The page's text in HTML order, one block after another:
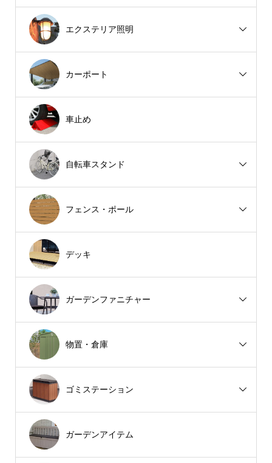
エクステリア照明
カーポート
車止め
自転車スタンド
フェンス・ポール
デッキ
ガーデンファニチャー
物置・倉庫
ゴミステーション
ガーデンアイテム